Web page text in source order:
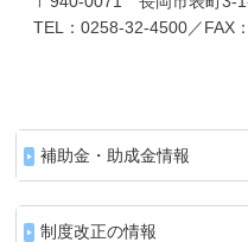
TEL：0258-32-4500／FAX
補助金・助成金情報
制度改正の情報